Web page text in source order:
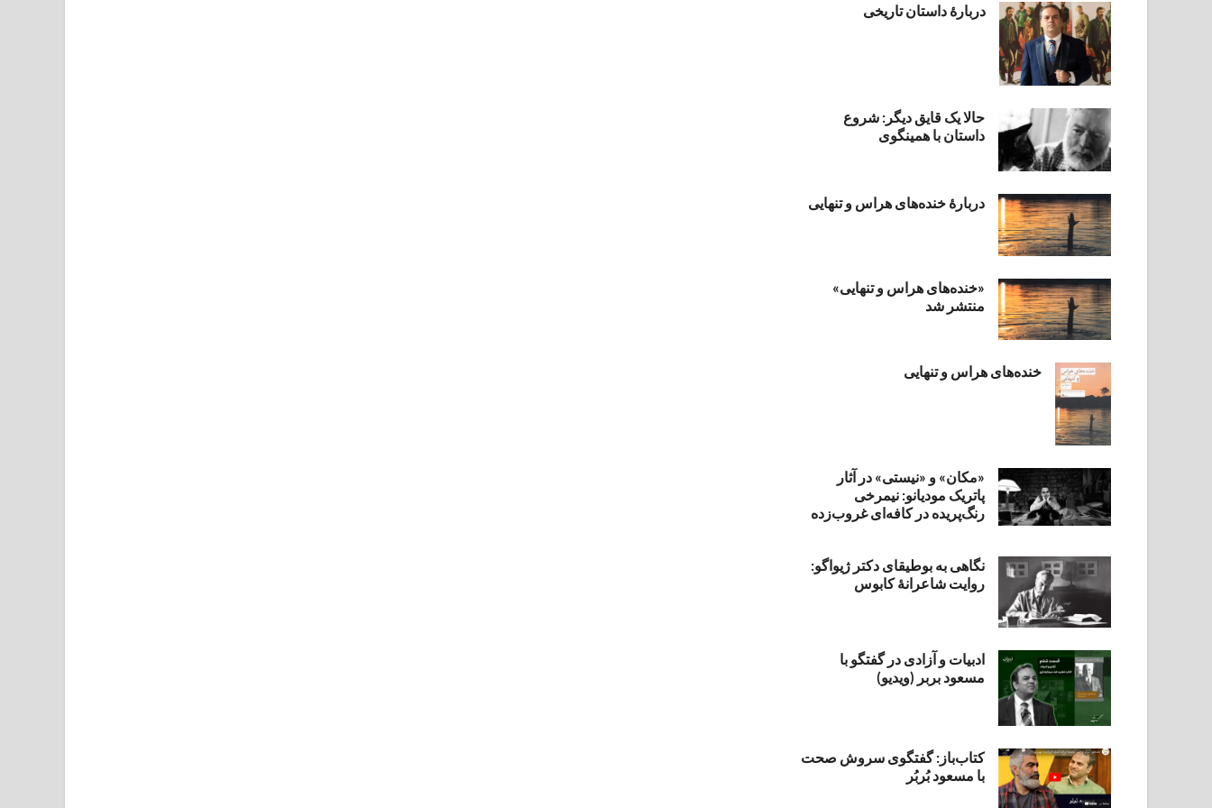
دربارۀ داستان تاریخی
حالا یک قایق دیگر: شروع
داستان با همینگوی
دربارهٔ خنده‌های هراس و تنهایی
«خنده‌های هراس و تنهایی»
منتشر شد
خنده‌های هراس و تنهایی
«مکان» و «نیستی» در آثار
پاتریک مودیانو: نیمرخی
رنگ‌پریده در کافه‌ای غروب‌زده
نگاهی به بوطیقای دکتر ژیواگو:
روایت شاعرانۀ کابوس
ادبیات و آزادی در گفتگو با
مسعود بربر (ویدیو)
کتاب‌باز: گفتگوی سروش صحت
با مسعود بُربُر